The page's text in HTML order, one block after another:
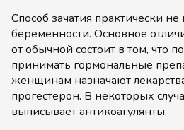
Способ зачатия практически не
беременности. Основное
от обычной состоит в том, что
принимать гормональные
женщинам назначают
прогестерон. В некоторых
выписывает антикоагулянты.